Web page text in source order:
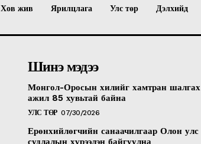
Хов жив Ярилцлага Улс төр Дэлхийд
Шинэ мэдээ
Монгол-Оросын хилийг хамтран шалгах
ажил 85 хувьтай байна
УЛС ТӨР 07/30/2026
Ерөнхийлөгчийн санаачилгаар Олон улс
судлалын хүрээлэн байгуулна